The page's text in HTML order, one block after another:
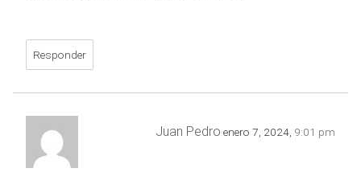
Responder
Juan Pedro enero 7, 2024, 9:01 pm